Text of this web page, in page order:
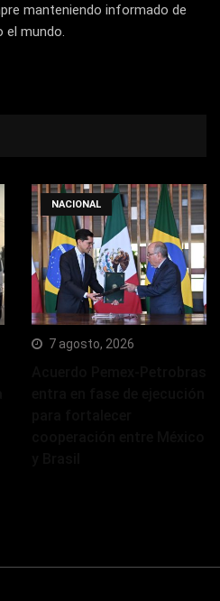
manteniendo informado de
mundo.
NACIONAL
7 agosto, 2026